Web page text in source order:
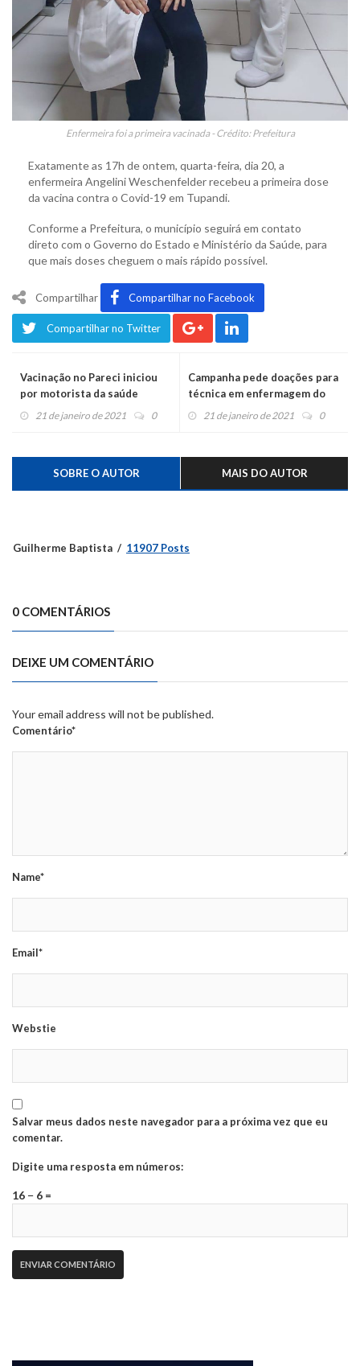
Enfermeira foi a primeira vacinada - Crédito: Prefeitura
Exatamente as 17h de ontem, quarta-feira, dia 20, a
enfermeira Angelini Weschenfelder recebeu a primeira dose
da vacina contra o Covid-19 em Tupandi.
Conforme a Prefeitura, o município seguirá em contato
direto com o Governo do Estado e Ministério da Saúde, para
que mais doses cheguem o mais rápido possível.
Compartilhar Compartilhar no Facebook
Compartilhar no Twitter
Vacinação no Pareci iniciou
por motorista da saúde
21 de janeiro de 2021 0
Campanha pede doações para
técnica em enfermagem do
Hospital do Caí
21 de janeiro de 2021 0
SOBRE O AUTOR MAIS DO AUTOR
Guilherme Baptista 11907 Posts
0 COMENTÁRIOS
DEIXE UM COMENTÁRIO
Your email address will not be published.
Comentário*
Name*
Email*
Webstie
Salvar meus dados neste navegador para a próxima vez que eu
comentar.
Digite uma resposta em números:
16 − 6 =